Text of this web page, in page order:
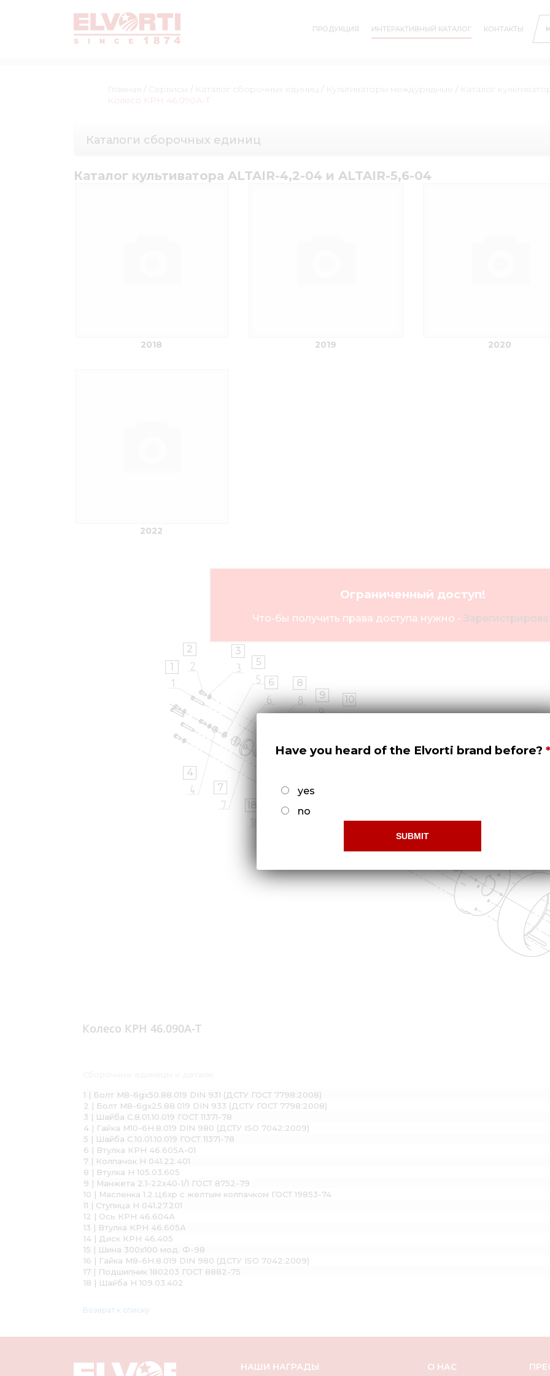
ПРОДУКЦИЯ ИНТЕРАКТИВНЫЙ КАТАЛОГ КОНТАКТЫ
Главная / Сервисы / Каталог сборочных единиц / Культиваторы междурядные / Каталог
Колесо КРН 46.090А-Т
Каталоги сборочных единиц
Каталог культиватора ALTAIR-4,2-04 и ALTAIR-5,6-04
2018 2019 2020
2022
Ограниченный доступ!
Что-бы получить права доступа нужно -
Колесо КРН 46.090А-Т
1
2 3
4
5
6
7
8
9
10
12
13
18
1 | Болт М8-6gх50.88.019 DIN 931 (ДСТУ ГОСТ 7798:2008)
2 | Болт М8-6gх25.88.019 DIN 933 (ДСТУ ГОСТ 7798:2008)
3 | Шайба С.8.01.10.019 ГОСТ 11371-78
4 | Гайка М10-6H.8.019 DIN 980 (ДСТУ ISO 7042:2009)
5 | Шайба С.10.01.10.019 ГОСТ 11371-78
6 | Втулка КРН 46.605А-01
7 | Колпачок Н 041.22.401
8 | Втулка Н 105.03.605
9 | Манжета 2.1-22х40-1/1 ГОСТ 8752-79
10 | Масленка 1.2.Ц6хр с желтым колпачком ГОСТ 19853-74
11 | Ступица Н 041.27.201
12 | Ось КРН 46.604А
13 | Втулка КРН 46.605А
14 | Диск КРН 46.405
15 | Шина 300х100 мод. Ф-98
16 | Гайка М8-6H.8.019 DIN 980 (ДСТУ ISO 7042:2009)
17 | Подшипник 180203 ГОСТ 8882-75
18 | Шайба Н 109.03.402
Возврат к списку
НАШИ НАГРАДЫ О НАС
Have you heard of the Elvorti brand before?
yes
no